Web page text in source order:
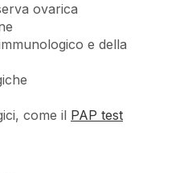
ovarica
e della
come il PAP test